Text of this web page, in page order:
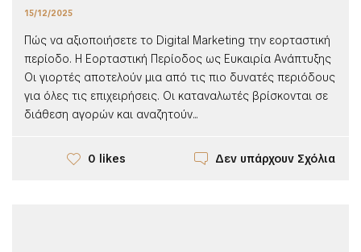
15/12/2025
Πώς να αξιοποιήσετε το Digital Marketing την εορταστική
περίοδο. Η Εορταστική Περίοδος ως Ευκαιρία Ανάπτυξης
Οι γιορτές αποτελούν μια από τις πιο δυνατές περιόδους
για όλες τις επιχειρήσεις. Οι καταναλωτές βρίσκονται σε
διάθεση αγορών και αναζητούν...
0 likes Δεν υπάρχουν Σχόλια